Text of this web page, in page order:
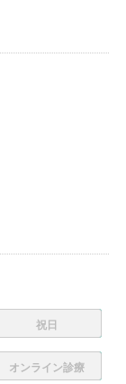
祝日
オンライン診療